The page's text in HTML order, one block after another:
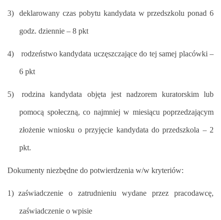
3) deklarowany czas pobytu kandydata w przedszkolu ponad 6
godz. dziennie – 8 pkt
4) rodzeństwo kandydata uczęszczające do tej samej placówki –
6 pkt
5) rodzina kandydata objęta jest nadzorem kuratorskim lub
pomocą społeczną, co najmniej w miesiącu poprzedzającym
złożenie wniosku o przyjęcie kandydata do przedszkola – 2
pkt.
Dokumenty niezbędne do potwierdzenia w/w kryteriów:
1) zaświadczenie o zatrudnieniu wydane przez pracodawcę,
zaświadczenie o wpisie